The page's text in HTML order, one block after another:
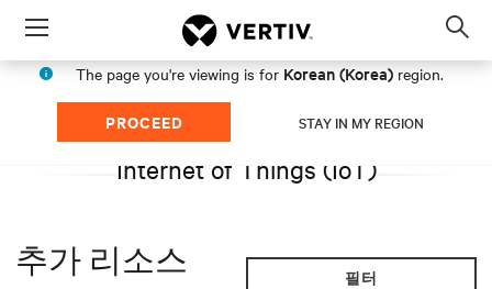
Menu
The page you're viewing is for Korean (Korea) region.
PROCEED STAY IN MY REGION
Internet of Things (IoT)
추가 리소스 필터